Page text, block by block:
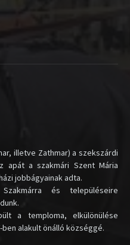
illetve Zathmar) a szekszárdi
apát a szakmári Szent Mária
jobbágyainak adta.
és településeire
a temploma, elkülönülése
alakult önálló községgé.